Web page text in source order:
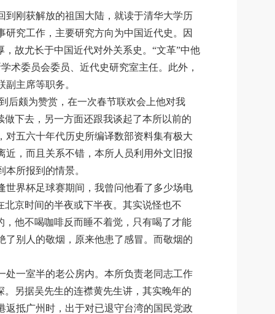
刚获解放的祖国大陆，就读于清华大学历
究工作，主要研究方向为中国近代史。因
故尤长于中国近代对外关系史。“文革”中他
术委员会委员、近代史研究室主任。此外，
主席等职务。
颇为赞赏，在一次春节联欢会上他对我
下去，另一方面还跟我谈起了本所以前的
五六十年代历史所编译数部资料集有极大
，而且关系不错，本所人员利用外文旧报
所报到的情景。
界杯足球赛期间，我曾问他看了多少场电
京时间的半夜或下半夜。其实说怪也不
他不喝咖啡反而睡不着觉，只有喝了才能
别人的敬烟，原来他患了感冒。而敬烟的
一室半的老公房内。本所负责老同志工作
另据吴先生的连襟黄先生讲，其实晚年的
抵广州时，出于对已退守台湾的国民党政